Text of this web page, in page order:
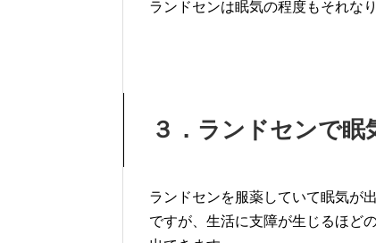
ランドセンは眠気の程度もそれな
３．ランドセンで
ランドセンを服薬していて眠気が
ですが、生活に支障が生じるほど